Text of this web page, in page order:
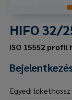
HIFO 32/
ISO 15552
Egyedi